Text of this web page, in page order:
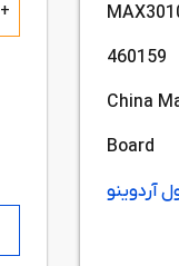
460159
China
Board
آردوینو
+ 1 عدد